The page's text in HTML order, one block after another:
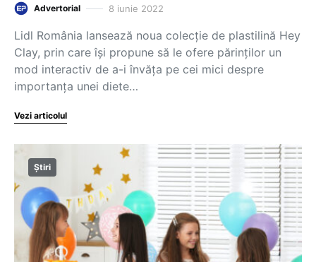
Advertorial 8 iunie 2022
Lidl România lansează noua colecție de plastilină Hey
Clay, prin care își propune să le ofere părinților un
mod interactiv de a-i învăța pe cei mici despre
importanța unei diete…
Vezi articolul
Știri